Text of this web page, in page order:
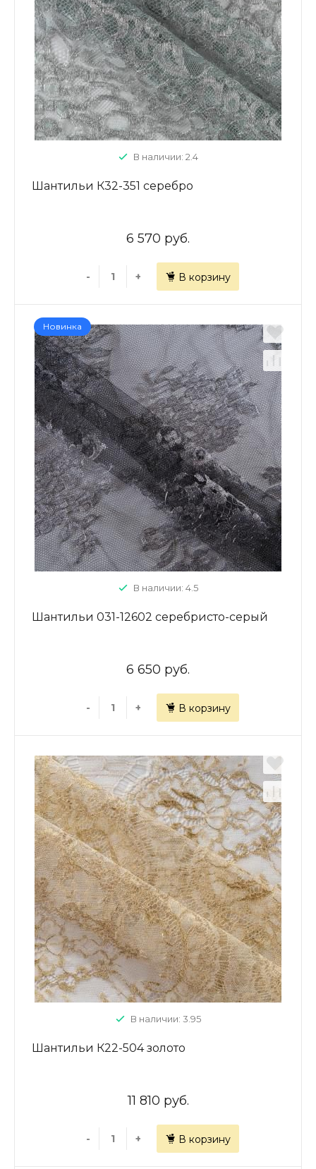
В наличии: 2.4
Шантильи К32-351 серебро
6 570 руб.
- + В корзину
Новинка
В наличии: 4.5
Шантильи 031-12602 серебристо-серый
6 650 руб.
- + В корзину
В наличии: 3.95
Шантильи К22-504 золото
11 810 руб.
- + В корзину